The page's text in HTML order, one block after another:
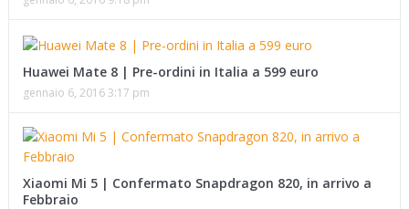
Huawei Mate 8 | Pre-ordini in Italia a 599 euro
gennaio 6, 2016 3:17 pm
Xiaomi Mi 5 | Confermato Snapdragon 820, in arrivo a
Febbraio